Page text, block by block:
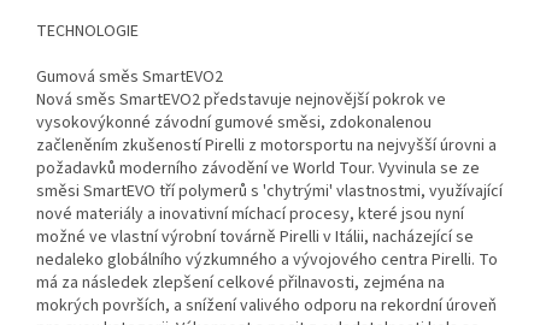
TECHNOLOGIE
Gumová směs SmartEVO2
Nová směs SmartEVO2 představuje nejnovější pokrok ve
vysokovýkonné závodní gumové směsi, zdokonalenou
začleněním zkušeností Pirelli z motorsportu na nejvyšší úrovni a
požadavků moderního závodění ve World Tour. Vyvinula se ze
směsi SmartEVO tří polymerů s 'chytrými' vlastnostmi, využívající
nové materiály a inovativní míchací procesy, které jsou nyní
možné ve vlastní výrobní továrně Pirelli v Itálii, nacházející se
nedaleko globálního výzkumného a vývojového centra Pirelli. To
má za následek zlepšení celkové přilnavosti, zejména na
mokrých površích, a snížení valivého odporu na rekordní úroveň